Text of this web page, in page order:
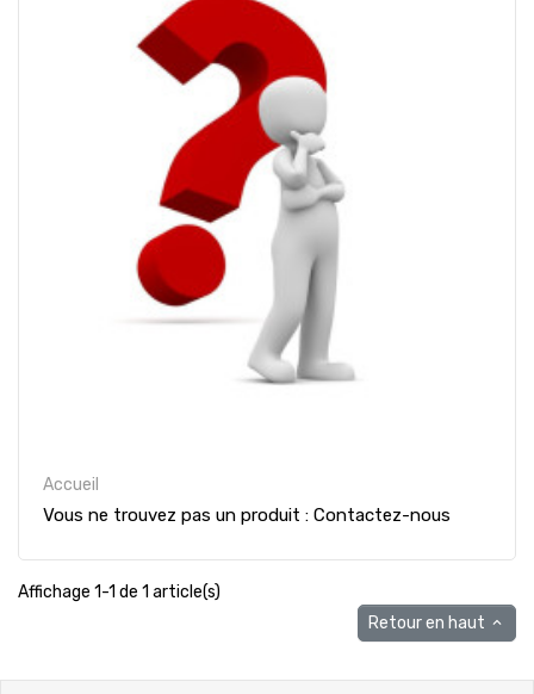
Accueil
Vous ne trouvez pas un produit : Contactez-nous
Affichage 1-1 de 1 article(s)
Retour en haut 